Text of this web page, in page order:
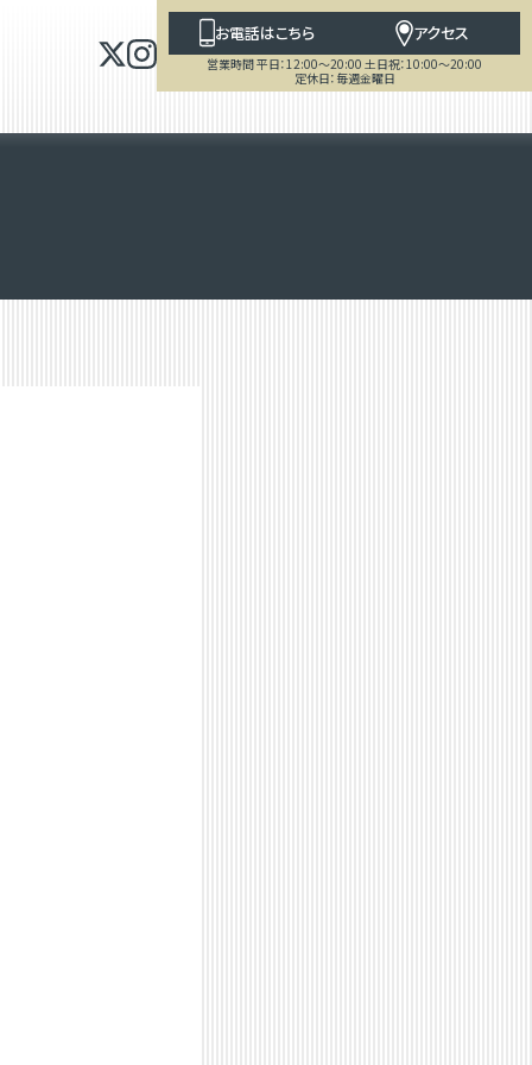
お電話はこちら アクセス
営業時間 平日：12:00～20:00 土日祝：10:00～20:00
定休日：毎週金曜日